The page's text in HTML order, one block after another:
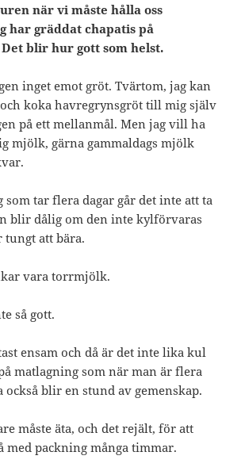
när vi måste hålla oss
har gräddat chapatis på
blir hur gott som helst.
inget emot gröt. Tvärtom, jag kan
koka havregrynsgröt till mig själv
på ett mellanmål. Men jag vill ha
mjölk, gärna gammaldags mjölk
som tar flera dagar går det inte att ta
blir dålig om den inte kylförvaras
att bära.
vara torrmjölk.
så gott.
ensam och då är det inte lika kul
matlagning som när man är flera
blir en stund av gemenskap.
måste äta, och det rejält, för att
med packning många timmar.